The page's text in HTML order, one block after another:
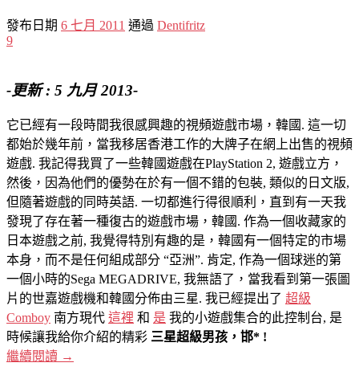
發布日期 6 七月 2011 通過 Dentifritz
9
-更新 : 5 九月 2013-
它已經有一段時間我很感興趣的視頻遊戲市場，韓國. 這一切
都始於幾年前，當我移居香港工作的大牌子在網上出售的視頻
遊戲. 我記得我買了一些韓國遊戲在PlayStation 2, 遊戲立方，
然後，因為他們的優勢在於有一個不錯的包裝, 類似的日文版,
但隨著遊戲​​的同時英語. 一切都進行得很順利，直到有一天我
發現了存在著一種復古的遊戲市場，韓國. 作為一個收藏家的
日本遊戲之前, 我覺得特別有趣的是，韓國有一個特定的市場
本身，而不是任何組成部分 “亞洲”. 肯定, 作為一個球迷的第
一個小時的Sega MEGADRIVE, 我無語了，當我看到第一張圖
片的世嘉遊戲機和韓國分佈由三星. 我已經提出了 超級
Comboy 南方現代 這裡 和 是 我的小遊戲集合的此控制台, 是
時候讓我給你介紹的精彩 三星超級男孩，邯* !
繼續閱讀 →